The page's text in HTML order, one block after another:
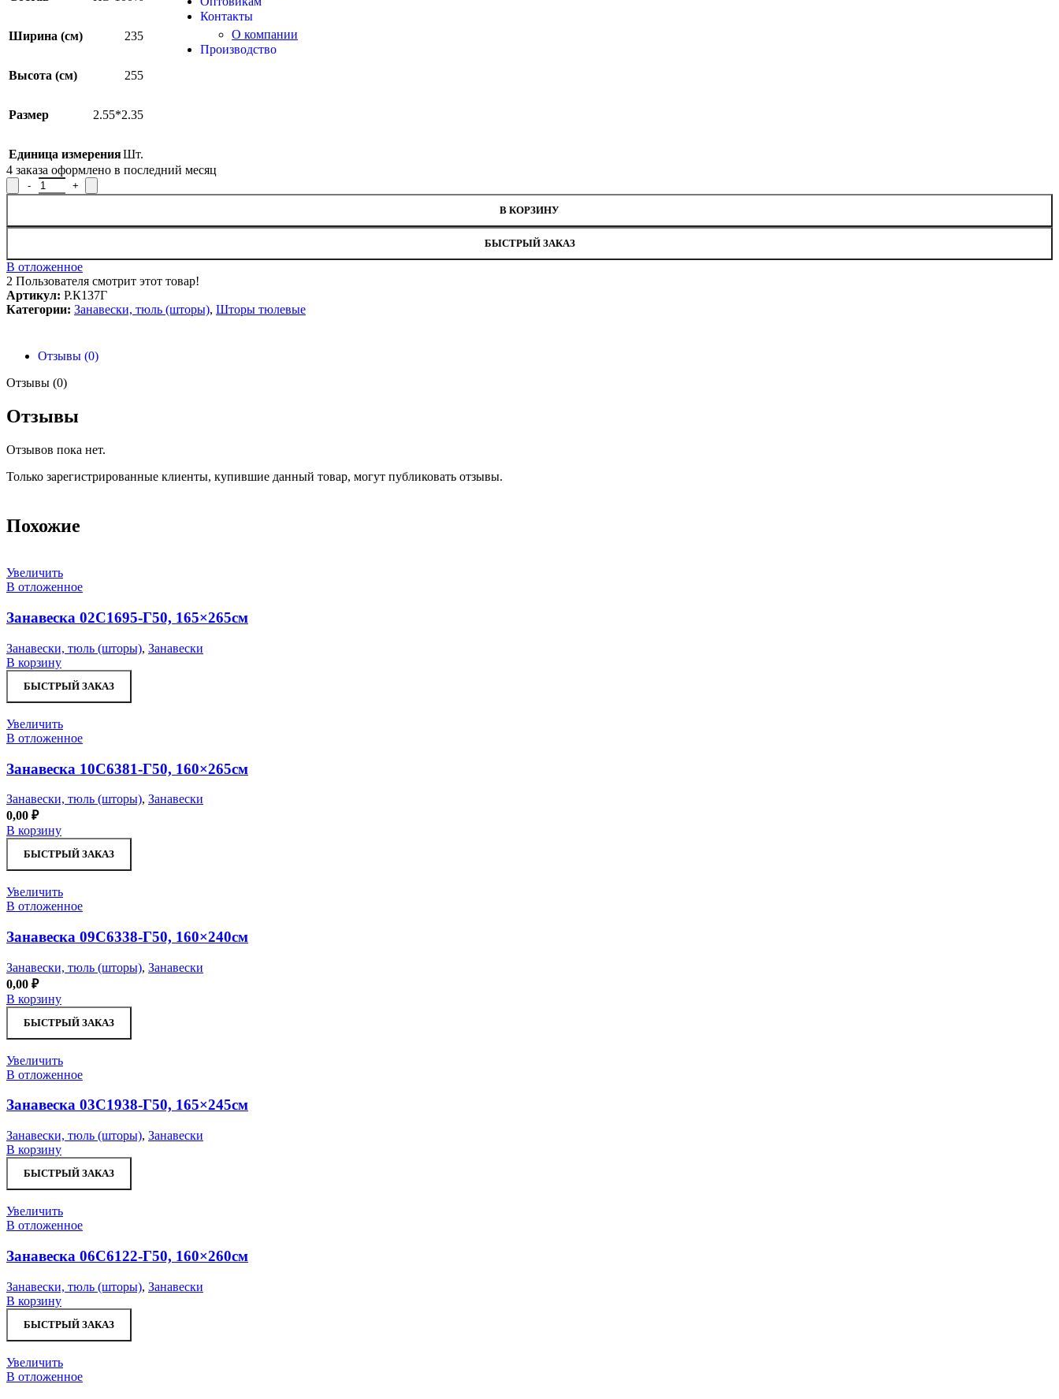
Контакты
О компании
Производство
Ширина (см) 235
Высота (см) 255
Размер 2.55*2.35
Единица измеренияШт.
4 заказа оформлено в последний месяц
Количество товара Штора Р.К137Г, 255x235см
В КОРЗИНУ
БЫСТРЫЙ ЗАКАЗ
В отложенное
2 Пользователя смотрит этот товар!
Артикул: Р.К137Г
Категории: Занавески, тюль (шторы), Шторы тюлевые
Отзывы (0)
Отзывы (0)
Отзывы
Отзывов пока нет.
Только зарегистрированные клиенты, купившие данный товар, могут публиковать отзывы.
Похожие
Увеличить
В отложенное
Занавеска 02С1695-Г50, 165×265см
Занавески, тюль (шторы), Занавески
В корзину
БЫСТРЫЙ ЗАКАЗ
Увеличить
В отложенное
Занавеска 10С6381-Г50, 160×265см
Занавески, тюль (шторы), Занавески
0,00 ₽
В корзину
БЫСТРЫЙ ЗАКАЗ
Увеличить
В отложенное
Занавеска 09С6338-Г50, 160×240см
Занавески, тюль (шторы), Занавески
0,00 ₽
В корзину
БЫСТРЫЙ ЗАКАЗ
Увеличить
В отложенное
Занавеска 03С1938-Г50, 165×245см
Занавески, тюль (шторы), Занавески
В корзину
БЫСТРЫЙ ЗАКАЗ
Увеличить
В отложенное
Занавеска 06С6122-Г50, 160×260см
Занавески, тюль (шторы), Занавески
В корзину
БЫСТРЫЙ ЗАКАЗ
Увеличить
В отложенное